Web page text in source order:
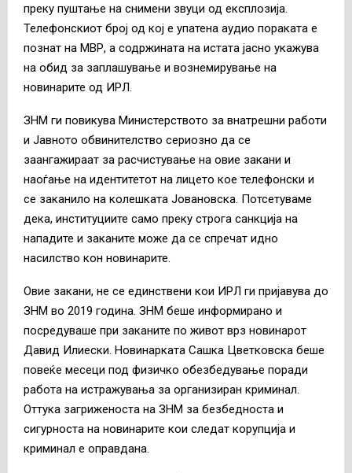
преку пуштање на снимени звуци од експлозија.
Телефонскиот број од кој е упатена аудио пораката е
познат на МВР, а содржината на истата јасно укажува
на обид за заплашување и вознемирување на
новинарите од ИРЛ.
ЗНМ ги повикува Министерството за внатрешни работи
и Јавното обвинителство сериозно да се
заангажираат за расчистување на овие закани и
наоѓање на идентитетот на лицето кое телефонски и
се заканило на колешката Јовановска. Потсетуваме
дека, институциите само преку строга санкција на
нападите и заканите може да се спречат идно
насилство кон новинарите.
Овие закани, не се единствени кои ИРЛ ги пријавува до
ЗНМ во 2019 година. ЗНМ беше информирано и
посредуваше при заканите по живот врз новинарот
Давид Илиески. Новинарката Сашка Цветковска беше
повеќе месеци под физичко обезбедување поради
работа на истражувања за организиран криминал.
Оттука загриженоста на ЗНМ за безбедноста и
сигурноста на новинарите кои следат корупција и
криминал е оправдана.